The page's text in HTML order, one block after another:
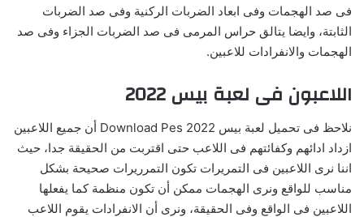
فى صد الهجمات وفى ابعاد الضربات الركنية وفى صد الضربات
الثابتة، وايضا يتالق حراس المرمى فى صد الضربات الجزاء وفى صد
الهجمات والانفرادات للاعبين.
اللاعبون فى لعبة بيس 2022
نلاحظ فى تحميل لعبة بيس 2022 Download Pes أن جميع اللاعبين
ازداد ادائهم وكفائتهم فى اللاعب حتى اقتربت من الحقيقة جدا، حيث
اننا نرى اللاعبين فى التمريرات تكون التمرريرات صحيحة بشكل
مناسب للواقع ونرى الهجمات ممكن أن تكون منظمة كما يفعلها
اللاعبين فى الواقع وفى الحقيقة، ونرى أن الانفرادات يقوم اللاعب